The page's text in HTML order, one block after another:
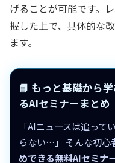
げることが可能です。
握した上で、具体的な
ます。
📘 もっと基礎から
るAIセミナーまとめ
「AIニュースは追っ
らない…」 そんな初心
めできる無料AIセミナ